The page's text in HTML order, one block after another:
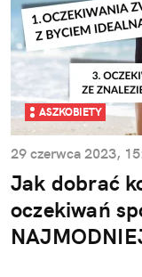
ASZKOBIETY
29 czerwca 2023,
Jak dobrać
oczekiwań